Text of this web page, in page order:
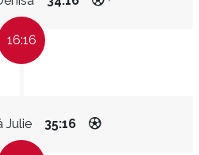
16:16
Julie 35:16